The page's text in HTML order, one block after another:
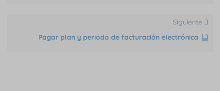
Siguiente
Pagar plan y periodo de facturación electrónica